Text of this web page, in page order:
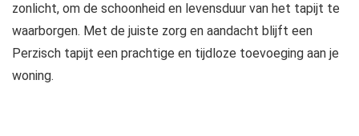
zonlicht, om de schoonheid en levensduur van het tapijt te
waarborgen. Met de juiste zorg en aandacht blijft een
Perzisch tapijt een prachtige en tijdloze toevoeging aan je
woning.